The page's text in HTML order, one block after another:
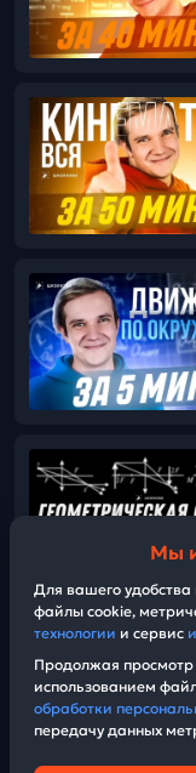
Мы
Для вашего
файлы cookie,
технологии и сервис
Продолжая просмотр
использованием
обработки
передачу данных